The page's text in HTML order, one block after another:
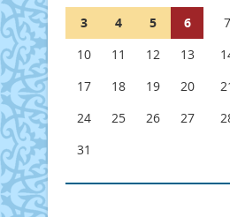
3
4 5 6 7
10
11 12 13
17
18 19 20
24
25 26 27
31